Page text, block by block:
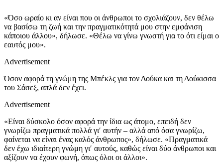
«Όσο ωραίο κι αν είναι που οι άνθρωποι το σχολιάζουν, δεν θέλω
να βασίσω τη ζωή και την πραγματικότητά μου στην εμφάνιση
κάποιου άλλου», δήλωσε. «Θέλω να γίνω γνωστή για το ότι είμαι ο
εαυτός μου».
Advertisement
Όσον αφορά τη γνώμη της Μπέκλς για τον Δούκα και τη Δούκισσα
του Σάσεξ, απλά δεν έχει.
Advertisement
«Είναι δύσκολο όσον αφορά την ίδια ως άτομο, επειδή δεν
γνωρίζω πραγματικά πολλά γι′ αυτήν – αλλά από όσα γνωρίζω,
φαίνεται να είναι ένας καλός άνθρωπος», δήλωσε. «Πραγματικά
δεν έχω ιδιαίτερη γνώμη γι′ αυτούς, καθώς είναι δύο άνθρωποι και
αξίζουν να έχουν φωνή, όπως όλοι οι άλλοι».